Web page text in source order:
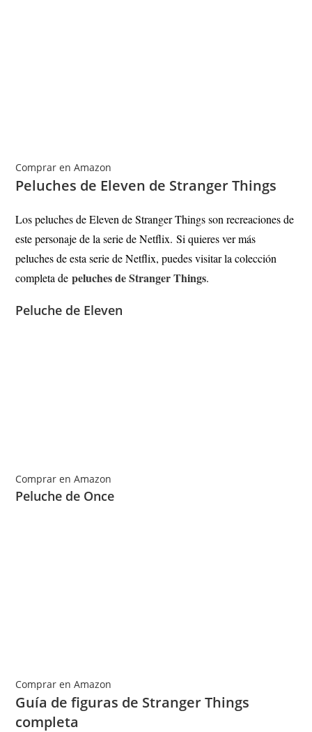
Comprar en Amazon
Peluches de Eleven de Stranger Things
Los peluches de Eleven de Stranger Things son recreaciones de
este personaje de la serie de Netflix.Si quieres ver más
peluches de esta serie de Netflix, puedes visitar la colección
completa depeluches de Stranger Things.
Peluche de Eleven
Comprar en Amazon
Peluche de Once
Comprar en Amazon
Guía de figuras de Stranger Things
completa